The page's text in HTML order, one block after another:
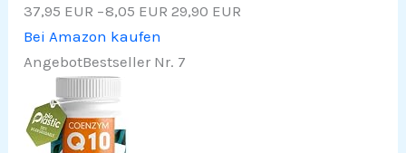
37,95 EUR −8,05 EUR 29,90 EUR
Bei Amazon kaufen
AngebotBestseller Nr. 7